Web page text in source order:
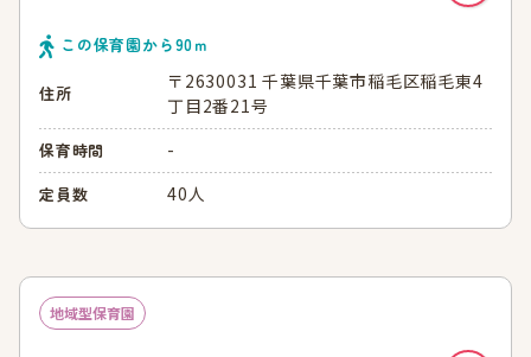
この保育園から90ｍ
住所
〒2630031 千葉県千葉市稲毛区稲毛東4
丁目2番21号
保育時間 -
定員数 40人
地域型保育園